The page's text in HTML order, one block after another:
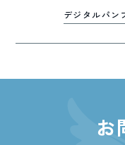
デジタルパン
お